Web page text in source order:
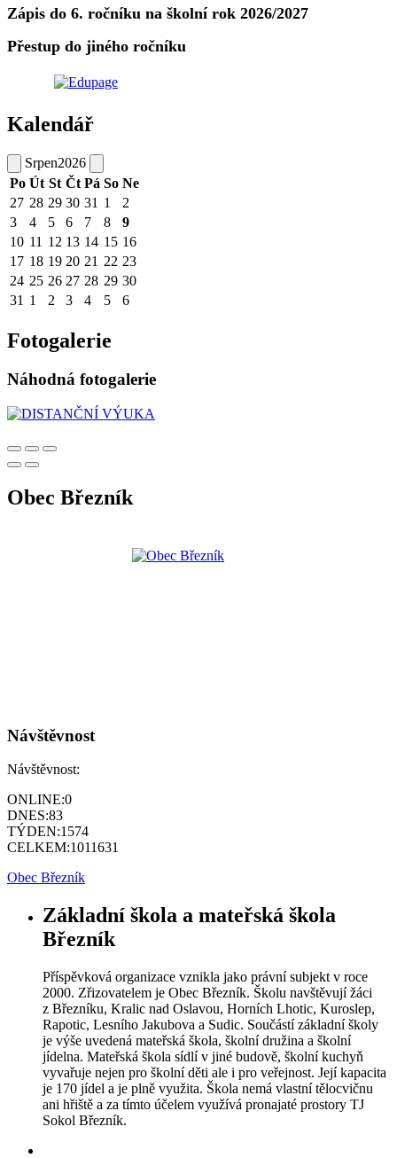
Zápis do 6. ročníku na školní rok 2026/2027
Přestup do jiného ročníku
Kalendář
Srpen2026
Po Út St Čt Pá So Ne
27 28 29 30 31 1
2
3
4 5 6 7 8
9
10 11 12 13 14 15 16
17 18 19 20 21 22 23
24 25 26 27 28 29 30
31 1 2 3 4 5 6
Fotogalerie
Náhodná fotogalerie
Obec Březník
Návštěvnost
Návštěvnost:
ONLINE:0
DNES:83
TÝDEN:1574
CELKEM:1011631
Obec Březník
Základní škola a mateřská škola
Březník
Příspěvková organizace vznikla jako právní subjekt v roce
2000. Zřizovatelem je Obec Březník. Školu navštěvují žáci
z Březníku, Kralic nad Oslavou, Horních Lhotic, Kuroslep,
Rapotic, Lesního Jakubova a Sudic. Součástí základní školy
je výše uvedená mateřská škola, školní družina a školní
jídelna. Mateřská škola sídlí v jiné budově, školní kuchyň
vyvařuje nejen pro školní děti ale i pro veřejnost. Její kapacita
je 170 jídel a je plně využita. Škola nemá vlastní tělocvičnu
ani hřiště a za tímto účelem využívá pronajaté prostory TJ
Sokol Březník.